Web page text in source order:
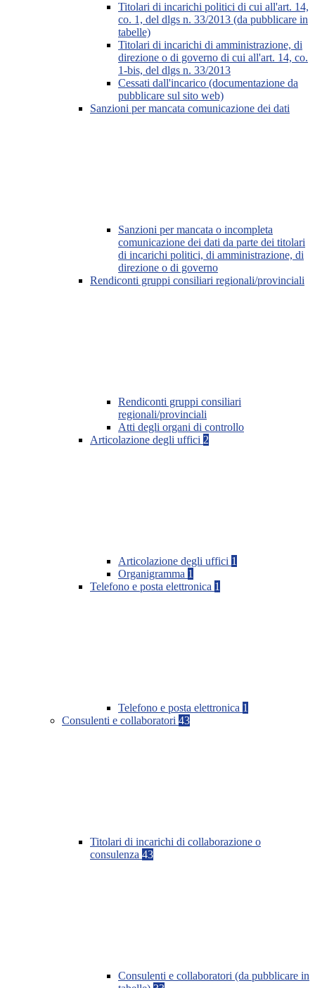
Titolari di incarichi politici di cui all'art. 14,
co. 1, del dlgs n. 33/2013 (da pubblicare in
tabelle)
Titolari di incarichi di amministrazione, di
direzione o di governo di cui all'art. 14, co.
1-bis, del dlgs n. 33/2013
Cessati dall'incarico (documentazione da
pubblicare sul sito web)
Sanzioni per mancata comunicazione dei dati
Sanzioni per mancata o incompleta
comunicazione dei dati da parte dei titolari
di incarichi politici, di amministrazione, di
direzione o di governo
Rendiconti gruppi consiliari regionali/provinciali
Rendiconti gruppi consiliari
regionali/provinciali
Atti degli organi di controllo
Articolazione degli uffici 2
Articolazione degli uffici 1
Organigramma 1
Telefono e posta elettronica 1
Telefono e posta elettronica 1
Consulenti e collaboratori 43
Titolari di incarichi di collaborazione o
consulenza 43
Consulenti e collaboratori (da pubblicare in